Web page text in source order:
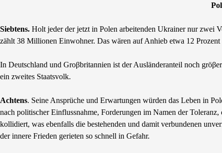
Siebtens. Holt jeder der jetzt in Polen arbeitenden Ukrainer nur zwei
zählt 38 Millionen Einwohner. Das wären auf Anhieb etwa 12
In Deutschland und Groβbritannien ist der Ausländeranteil noch
ein zweites Staatsvolk.
Achtens. Seine Ansprüche und Erwartungen würden das Leben in
nach politischer Einflussnahme, Forderungen im Namen der
kollidiert, was ebenfalls die bestehenden und damit verbundenen
der innere Frieden gerieten so schnell in Gefahr.